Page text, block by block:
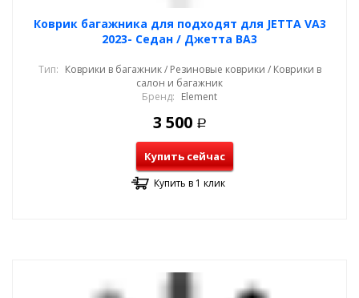
Коврик багажника для подходят для JETTA VA3
2023- Седан / Джетта ВА3
Тип: Коврики в багажник / Резиновые коврики / Коврики в
салон и багажник
Бренд: Element
3 500 Р
Купить сейчас
Купить в 1 клик